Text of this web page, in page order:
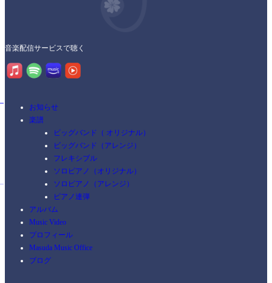
音楽配信サービスで聴く
お知らせ
楽譜
ビッグバンド（ オリジナル）
ビッグバンド（アレンジ）
フレキシブル
ソロピアノ（オリジナル）
ソロピアノ（アレンジ）
ピアノ連弾
アルバム
Music Video
プロフィール
Masuda Music Office
ブログ